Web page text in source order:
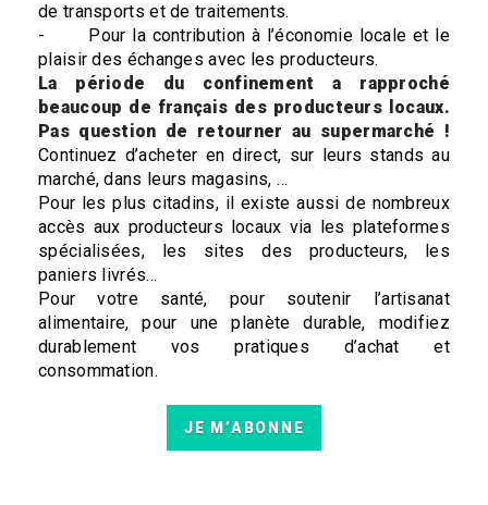
de transports et de traitements.
- Pour la contribution à l’économie locale et le
plaisir des échanges avec les producteurs.
La période du confinement a rapproché
beaucoup de français des producteurs locaux.
Pas question de retourner au supermarché !
Continuez d’acheter en direct, sur leurs stands au
marché, dans leurs magasins, …
Pour les plus citadins, il existe aussi de nombreux
accès aux producteurs locaux via les plateformes
spécialisées, les sites des producteurs, les
paniers livrés…
Pour votre santé, pour soutenir l’artisanat
alimentaire, pour une planète durable, modifiez
durablement vos pratiques d’achat et
consommation.
JE M’ABONNE